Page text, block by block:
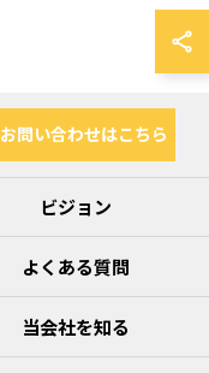
お問い合わせはこちら
ビジョン
よくある質問
当会社を知る